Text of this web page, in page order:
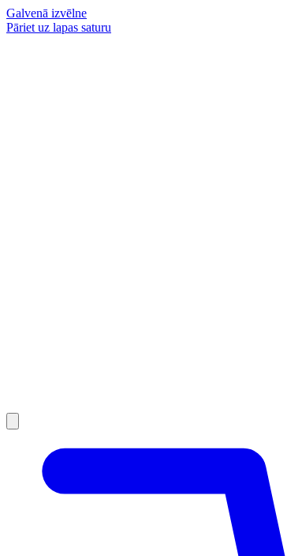
Galvenā izvēlne
Pāriet uz lapas saturu